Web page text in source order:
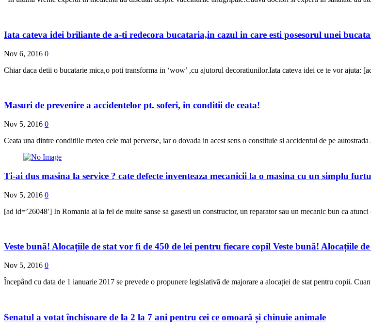
Iata cateva idei briliante de a-ti redecora bucataria,in cazul in care esti posesorul unei
Nov 6, 2016 0
Chiar daca detii o bucatarie mica,o poti transforma in ‘wow’ ,cu ajutorul decoratiunilor.Iata cateva idei ce te vor ajuta:
Masuri de prevenire a accidentelor pt. soferi, in conditii de ceata!
Nov 5, 2016 0
Ceata una dintre conditiile meteo cele mai perverse, iar o dovada in acest sens o constituie si accidentul de pe
Ti-ai dus masina la service ? cate defecte inventeaza mecanicii la o masina cu un simplu
Nov 5, 2016 0
[ad id=’26048′] In Romania ai la fel de multe sanse sa gasesti un constructor, un reparator sau un mecanic bun ca atunci
Veste bună! Alocațiile de stat vor fi de 450 de lei pentru fiecare copil Veste bună! Alocațiile
Nov 5, 2016 0
Începând cu data de 1 ianuarie 2017 se prevede o propunere legislativă de majorare a alocației de stat pentru copii.
Senatul a votat închisoare de la 2 la 7 ani pentru cei ce omoară și chinuie animale